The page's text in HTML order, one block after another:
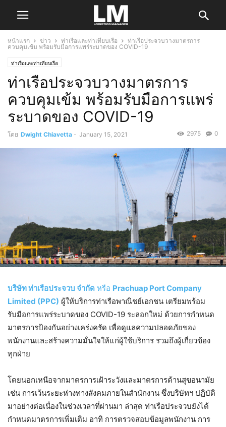
หน้าแรก ข่าว ท่าเรือและท่าเทียบเรือ
ท่าเรือประจวบวางมาตรการ
ควบคุมเข้ม พร้อมรับมือการแพร่ระบาดของ COVID-19
ท่าเรือและท่าเทียบเรือ
ท่าเรือประจวบวางมาตรการ
ควบคุมเข้ม พร้อมรับมือการแพร่
ระบาดของ COVID-19
โดย Dwight Chiavetta - January 15, 2021 0
2975
บริษัท ท่าเรือประจวบ จำกัด หรือ Prachuap Port Company
Limited (PPC) ผู้ให้บริการท่าเรือพาณิชย์เอกชน เตรียมพร้อม
รับมือการแพร่ระบาดของ COVID-19 ระลอกใหม่ ด้วยการกำหนด
มาตรการป้องกันอย่างเคร่งครัด เพื่อดูแลความปลอดภัยของ
พนักงานและสร้างความมั่นใจให้แก่ผู้ใช้บริการ รวมถึงผู้เกี่ยวข้อง
ทุกฝ่าย
โดยนอกเหนือจากมาตรการเฝ้าระวังและมาตรการด้านสุขอนามัย
เช่น การเว้นระยะห่างทางสังคมภายในสำนักงาน ซึ่งบริษัทฯ ปฏิบัติ
มาอย่างต่อเนื่องในช่วงเวลาที่ผ่านมา ล่าสุด ท่าเรือประจวบยังได้
กำหนดมาตรการเพิ่มเติม อาทิ การตรวจสอบข้อมูลพนักงาน การ